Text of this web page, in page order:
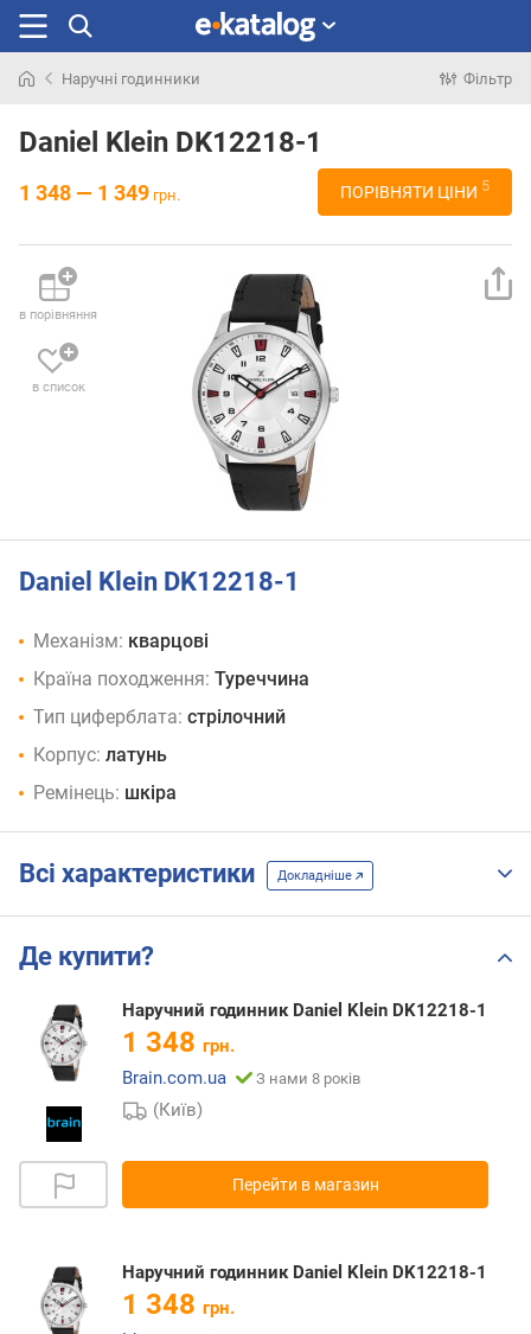
раніше
Наручні годинники Фільтр
Daniel Klein DK12218-1
1 348 — 1 349 грн. ПОРІВНЯТИ ЦІНИ 5
в порівняння
в список
Daniel Klein DK12218-1
Механізм: кварцові
Країна походження: Туреччина
Тип циферблата: стрілочний
Корпус: латунь
Ремінець: шкіра
Всі характеристики Докладніше
Де купити?
Наручний годинник Daniel Klein DK12218-1
1 348 грн.
Brain.com.ua
З нами 8 років
(Київ)
Перейти в магазин
Наручний годинник Daniel Klein DK12218-1
1 348 грн.